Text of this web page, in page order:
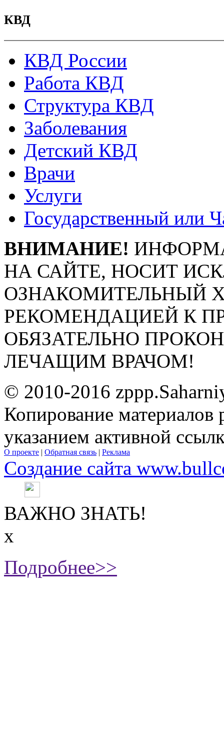
КВД
КВД России
Работа КВД
Структура КВД
Заболевания
Детский КВД
Врачи
Услуги
Государственный или
ВНИМАНИЕ!
НА САЙТЕ, НОСИТ
ОЗНАКОМИТЕЛЬНЫЙ
РЕКОМЕНДАЦИЕЙ К
ОБЯЗАТЕЛЬНО
ЛЕЧАЩИМ ВРАЧОМ!
© 2010-2016
Копирование материалов
указанием активной
О проекте | Обратная связь | Реклама
Создание сайта
ВАЖНО ЗНАТЬ!
х
Подробнее>>